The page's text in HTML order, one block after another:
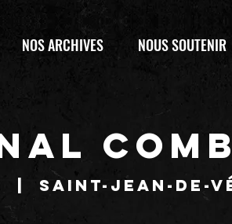
NOS ARCHIVES NOUS SOUTENIR
Saint-Jean-de-